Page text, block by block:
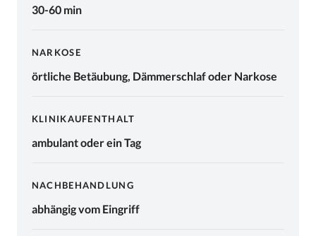
30-60 min
NARKOSE
örtliche Betäubung, Dämmerschlaf oder Narkose
KLINIKAUFENTHALT
ambulant oder ein Tag
NACHBEHANDLUNG
abhängig vom Eingriff